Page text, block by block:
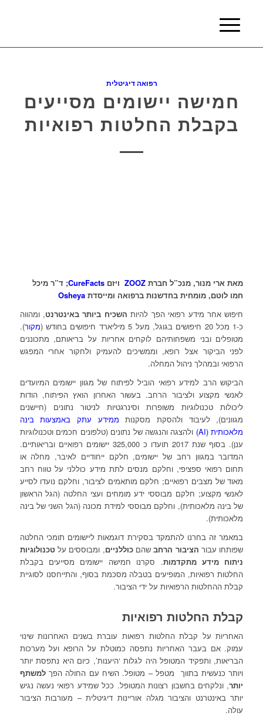
רפואה דיגיטלית
חמישה יישומים מסייעים
בקבלת החלטות רפואיות
מאת ארי מנור, מנכ”ל חברת ZOOZויזם CureFacts; ד”ר מיכל
חמו לוטם, מומחית בחדשנות ברפואה ומייסדת Osheya
חיפוש אחר מידע רפואי הפך להיות השכיח ביותר באינטרנט, ומהווה
כ-1 מכל 20 חיפושים בגוגל, מעל 5 מיליארד חיפושים בחודש (
מקור).
מטופלים ובני משפחותיהם לוקחים אחריות על בריאותם, מתכוננים
לפני הביקור אצל רופא, וממשיכים להעמיק ולחקור אחרי המפגש
הרפואי ובמהלך ניהול המחלה.
הביקוש הרב למידע רפואי הוביל לפיתוח של מגוון יישומים המיועדים
לאנשי מקצוע ולציבור הרחב. בעשור האחרון הואץ הפיתוח, הודות
ליכולות טכנולוגיות משופרות וסינרגטיות לניטור נתונים (חיישנים
מגוונים), לעיבוד ולהסקת מסקנות ממידע עתק באמצעות בינה
מלאכותית (AI)
ולהצגה והנגשה של נתונים (טלפונים חכמים וטכנולוגיות
ענן). בסוף שנת 2017 תועדו כ 325,000 יישומים רפואיים ובריאותיים.
המדובר במגוון רחב של יישומים, חלקם ייחודיים לאיבר, מחלה או
תחום רפואי ספציפי, וחלקם מנסים לתת מידע כוללני על טווח רחב
מאוד של מצבים רפואיים; חלקם מותאמים לציבור, וחלקם נועדו לסייע
לאנשי מקצוע; חלקם מבוססי ידע מומחים ועצי החלטה (הגל הראשון
של בינה מלאכותית), וחלקם מבוססי למידת מכונה (הגל השני של בינה
מלאכותית).
במאמר זה בחרנו להתמקד בסקירת דוגמאות ליישומים תומכי החלטה
שפותחו עבור הציבור הרחבשהםכוללניים, ומבוססים עלטכנולוגיות
ניתוח מידע מתקדמות. סקרנו חמישה יישומים מסייעים בקבלת
החלטות רפואיות, המופיעים בטבלה מסכמת בסוף, והתייחסנו לסוגיית
קבלת ההחלטות הרפואיות על ידי הציבור.
קבלת החלטות רפואיות
האחריות על קבלת החלטות רפואות עוברת בשנים האחרונות שינוי
עמוק. אם בעבר האחריות נתפסה כמוטלת על הרופא ועל מערכות
הבריאות, ותפקיד המטופל היה לגלות ‘היענות’, כיום היא נתפסת יותר
ויותר כנעשית בתווך מטפל – מטופל. השיח עם החולה הפךלמשתף
יותר, ונלקחים בחשבון רצונות המטופל. ככל שמידע רפואי נעשה נגיש
יותר באינטרנט והציבור מגלה אוריינות דיגיטלית – מעורבות הציבור
עולה.